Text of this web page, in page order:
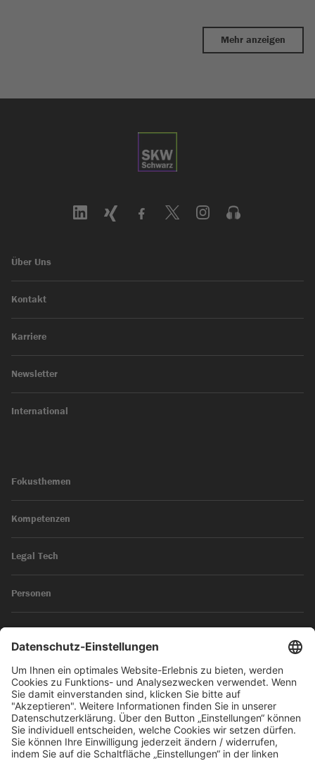
Mehr anzeigen
Über Uns
Kontakt
Karriere
Newsletter
International
Fokusthemen
Kompetenzen
Legal Tech
Personen
News